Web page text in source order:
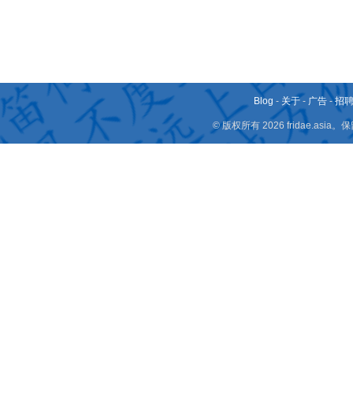
Blog - 关于 - 广告 -招
© 版权所有 2026 fridae.asia。